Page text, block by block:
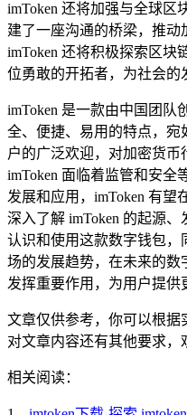
imToken 还将加强与全球区
建了一座沟通的桥梁，推动
imToken 还将积极探索区块
位勇敢的开拓者，为社会的
imToken 是一款由中国团队
全、便捷、易用的特点，宛
户的广泛欢迎，对加密货
imToken 面临着监管和安全
发展和应用，imToken 有望
深入了解 imToken 的起源
认识和使用这款数字钱包
场的发展趋势，在未来的数
发挥重要作用，为用户提供
文章仅供参考，你可以根
对文章内容还有其他要求，
相关阅读：